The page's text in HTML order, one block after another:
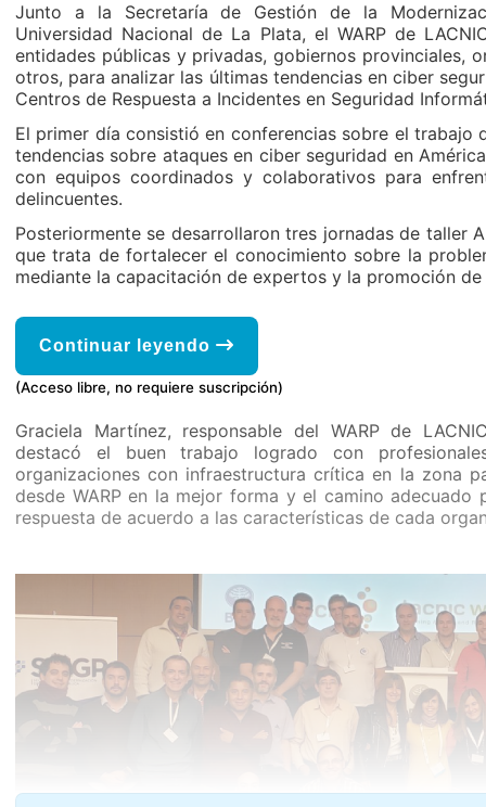
Junto a la Secretaría de Gestión de la
Universidad Nacional de La Plata, el WARP de
entidades públicas y privadas, gobiernos provinciales,
otros, para analizar las últimas tendencias en ciber
Centros de Respuesta a Incidentes en Seguridad
El primer día consistió en conferencias sobre el trabajo
tendencias sobre ataques en ciber seguridad en
con equipos coordinados y colaborativos para
delincuentes.
Posteriormente se desarrollaron tres jornadas de taller
que trata de fortalecer el conocimiento sobre la
mediante la capacitación de expertos y la promoción de
Continuar leyendo
(Acceso libre, no requiere suscripción)
Graciela Martínez, responsable del WARP de
destacó el buen trabajo logrado con
organizaciones con infraestructura crítica en la zona
desde WARP en la mejor forma y el camino
respuesta de acuerdo a las características de cada